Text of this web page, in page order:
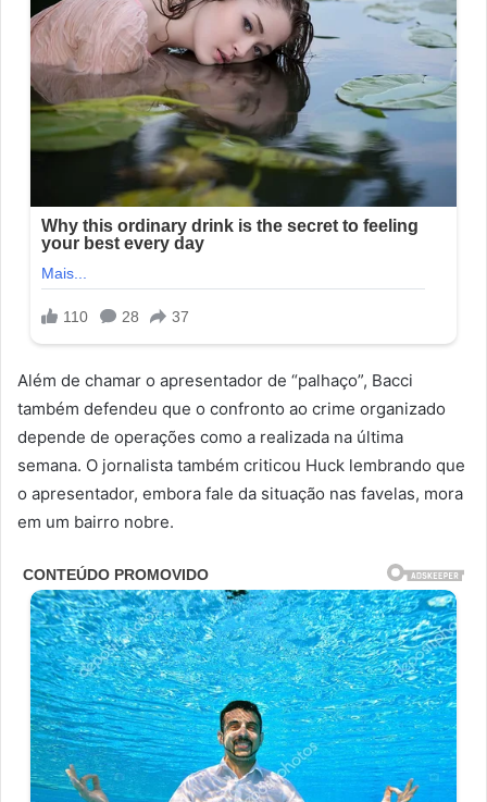
Além de chamar o apresentador de “palhaço”, Bacci
também defendeu que o confronto ao crime organizado
depende de operações como a realizada na última
semana. O jornalista também criticou Huck lembrando que
o apresentador, embora fale da situação nas favelas, mora
em um bairro nobre.